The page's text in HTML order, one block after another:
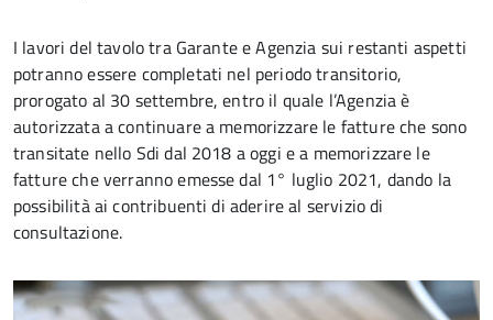
I lavori del tavolo tra Garante e Agenzia sui restanti aspetti
potranno essere completati nel periodo transitorio,
prorogato al 30 settembre, entro il quale l’Agenzia è
autorizzata a continuare a memorizzare le fatture che sono
transitate nello Sdi dal 2018 a oggi e a memorizzare le
fatture che verranno emesse dal 1° luglio 2021, dando la
possibilità ai contribuenti di aderire al servizio di
consultazione.